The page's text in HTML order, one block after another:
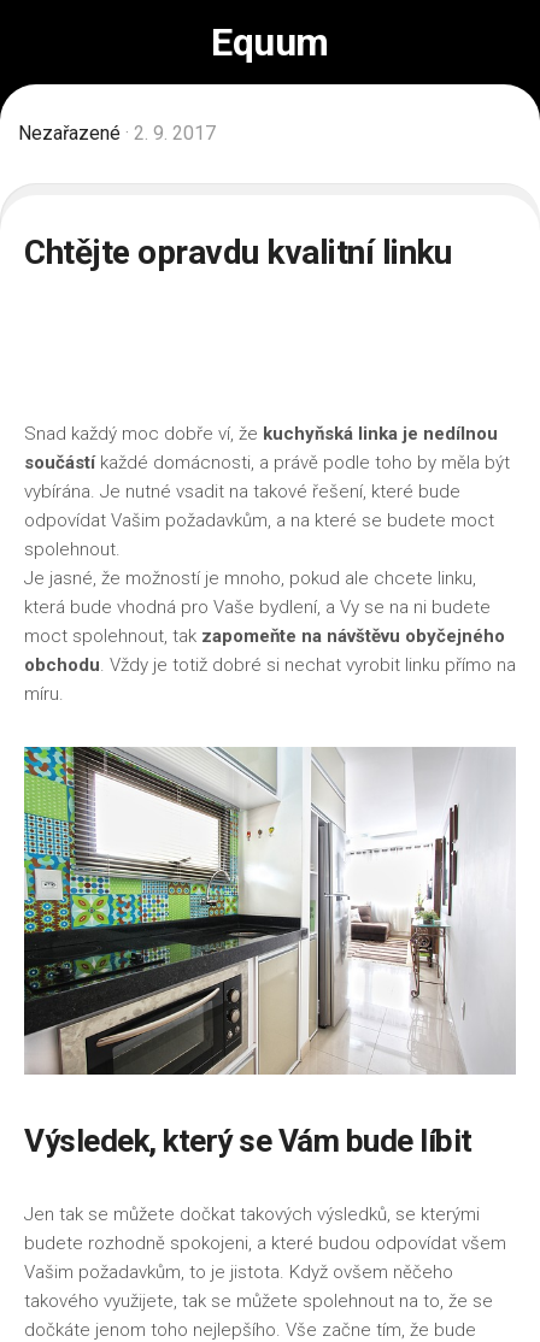
Equum
Nezařazené · 2. 9. 2017
Chtějte opravdu kvalitní linku
Snad každý moc dobře ví, že kuchyňská linka je nedílnou
součástíkaždé domácnosti, a právě podle toho by měla být
vybírána. Je nutné vsadit na takové řešení, které bude
odpovídat Vašim požadavkům, a na které se budete moct
spolehnout.
Je jasné, že možností je mnoho, pokud ale chcete linku,
která bude vhodná pro Vaše bydlení, a Vy se na ni budete
moct spolehnout, tak zapomeňte na návštěvu obyčejného
obchodu. Vždy je totiž dobré si nechat vyrobit linku přímo na
míru.
Výsledek, který se Vám bude líbit
Jen tak se můžete dočkat takových výsledků, se kterými
budete rozhodně spokojeni, a které budou odpovídat všem
Vašim požadavkům, to je jistota. Když ovšem něčeho
takového využijete, tak se můžete spolehnout na to, že se
dočkáte jenom toho nejlepšího. Vše začne tím, že bude